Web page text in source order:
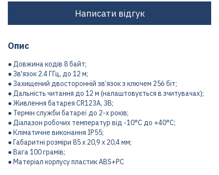
Написати відгук
Опис
● Довжина кодів 8 байт;
● Зв'язок 2.4 ГГц, до 12 м;
● Захищений двосторонній зв’язок з ключем 256 біт;
● Дальність читання до 12 м (налаштовується в зчитувачах);
● Живлення батарея CR123A, 3В;
● Термін служби батареї до 2-х років;
● Діапазон робочих температур від -10°С до +40°С;
● Кліматичне виконання IP55;
● Габаритні розміри 85 х 20,9 х 20,4 мм;
● Вага 100 грамів;
● Матеріал корпусу пластик ABS+PC